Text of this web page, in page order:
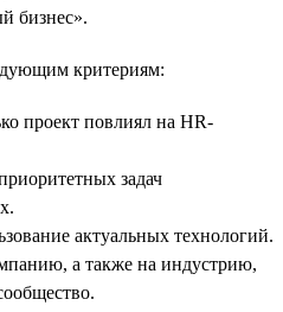
бизнес».
критериям:
проект повлиял на HR-
задач
актуальных технологий.
а также на индустрию,